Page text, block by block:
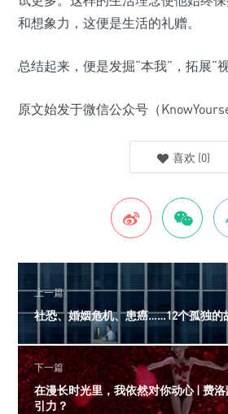
和想象力，这便是生活的礼赠。
总结起来，便是发掘“本我”，拓展“
原文始发于微信公众号（
喜欢 (0)
上一篇
社恐、婚姻危机、患癌……12个孤独的
下一篇
在漫长时光里，我依然对你动心 | 费
引力？